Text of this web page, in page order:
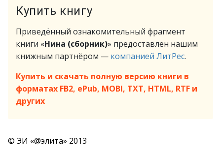
Купить книгу
Приведённый ознакомительный фрагмент
книги «Нина (сборник)» предоставлен нашим
книжным партнёром — компанией ЛитРес.
Купить и скачать полную версию книги в
форматах FB2, ePub, MOBI, TXT, HTML, RTF и
других
© ЭИ «@элита» 2013